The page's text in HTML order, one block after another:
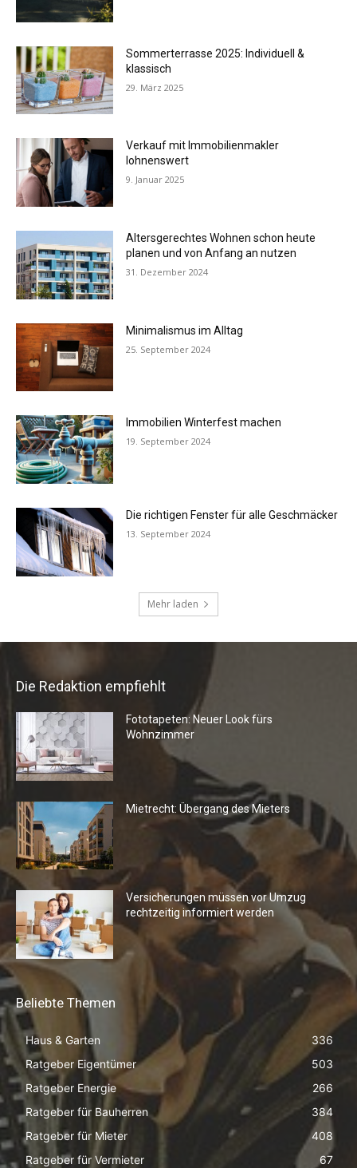
Die Redaktion empfiehlt
Fototapeten: Neuer Look fürs
Wohnzimmer
Mietrecht: Übergang des Mieters
Versicherungen müssen vor Umzug
rechtzeitig informiert werden
Beliebte Themen
Haus & Garten
336
Ratgeber Eigentümer
503
Ratgeber Energie
266
Ratgeber für Bauherren
384
Ratgeber für Mieter
408
Ratgeber für Vermieter
67